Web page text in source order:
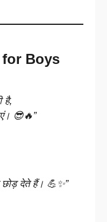
Boys
है,
😎🔥”
देते हैं। 💪✨”